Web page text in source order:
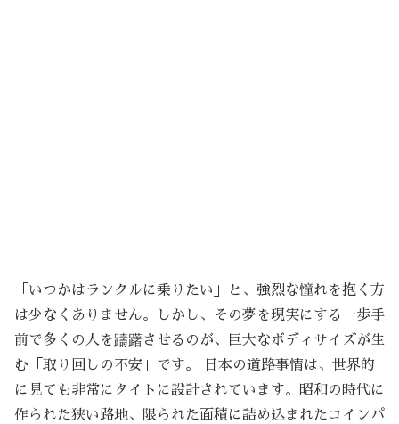
「いつかはランクルに乗りたい」と、強烈な憧れを抱く方
は少なくありません。しかし、その夢を現実にする一歩手
前で多くの人を躊躇させるのが、巨大なボディサイズが生
む「取り回しの不安」です。 日本の道路事情は、世界的
に見ても非常にタイトに設計されています。昭和の時代に
作られた狭い路地、限られた面積に詰め込まれたコインパ